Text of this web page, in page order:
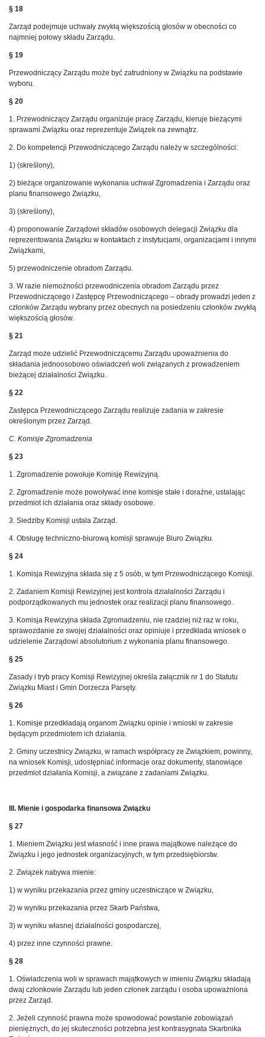
§ 18
Zarząd podejmuje uchwały zwykłą większością głosów w obecności co
najmniej połowy składu Zarządu.
§ 19
Przewodniczący Zarządu może być zatrudniony w Związku na podstawie
wyboru.
§ 20
1. Przewodniczący Zarządu organizuje pracę Zarządu, kieruje bieżącymi
sprawami Związku oraz reprezentuje Związek na zewnątrz.
2. Do kompetencji Przewodniczącego Zarządu należy w szczególności:
1) (skreślony),
2) bieżące organizowanie wykonania uchwał Zgromadzenia i Zarządu oraz
planu finansowego Związku,
3) (skreślony),
4) proponowanie Zarządowi składów osobowych delegacji Związku dla
reprezentowania Związku w kontaktach z instytucjami, organizacjami i innymi
Związkami,
5) przewodniczenie obradom Zarządu.
3. W razie niemożności przewodniczenia obradom Zarządu przez
Przewodniczącego i Zastępcę Przewodniczącego – obrady prowadzi jeden z
członków Zarządu wybrany przez obecnych na posiedzeniu członków zwykłą
większością głosów.
§ 21
Zarząd może udzielić Przewodniczącemu Zarządu upoważnienia do
składania jednoosobowo oświadczeń woli związanych z prowadzeniem
bieżącej działalności Związku.
§ 22
Zastępca Przewodniczącego Zarządu realizuje zadania w zakresie
określonym przez Zarząd.
C. Komisje Zgromadzenia
§ 23
1. Zgromadzenie powołuje Komisję Rewizyjną.
2. Zgromadzenie może powoływać inne komisje stałe i doraźne, ustalając
przedmiot ich działania oraz składy osobowe.
3. Siedziby Komisji ustala Zarząd.
4. Obsługę techniczno-biurową komisji sprawuje Biuro Związku.
§ 24
1. Komisja Rewizyjna składa się z 5 osób, w tym Przewodniczącego Komisji.
2. Zadaniem Komisji Rewizyjnej jest kontrola działalności Zarządu i
podporządkowanych mu jednostek oraz realizacji planu finansowego.
3. Komisja Rewizyjna składa Zgromadzeniu, nie rzadziej niż raz w roku,
sprawozdanie ze swojej działalności oraz opiniuje i przedkłada wniosek o
udzielenie Zarządowi absolutorium z wykonania planu finansowego.
§ 25
Zasady i tryb pracy Komisji Rewizyjnej określa załącznik nr 1 do Statutu
Związku Miast i Gmin Dorzecza Parsęty.
§ 26
1. Komisje przedkładają organom Związku opinie i wnioski w zakresie
będącym przedmiotem ich działania.
2. Gminy uczestnicy Związku, w ramach współpracy ze Związkiem, powinny,
na wniosek Komisji, udostępniać informacje oraz dokumenty, stanowiące
przedmiot działania Komisji, a związane z zadaniami Związku.
III. Mienie i gospodarka finansowa Związku
§ 27
1. Mieniem Związku jest własność i inne prawa majątkowe należące do
Związku i jego jednostek organizacyjnych, w tym przedsiębiorstw.
2. Związek nabywa mienie:
1) w wyniku przekazania przez gminy uczestniczące w Związku,
2) w wyniku przekazania przez Skarb Państwa,
3) w wyniku własnej działalności gospodarczej,
4) przez inne czynności prawne.
§ 28
1. Oświadczenia woli w sprawach majątkowych w imieniu Związku składają
dwaj członkowie Zarządu lub jeden członek zarządu i osoba upoważniona
przez Zarząd.
2. Jeżeli czynność prawna może spowodować powstanie zobowiązań
pieniężnych, do jej skuteczności potrzebna jest kontrasygnata Skarbnika